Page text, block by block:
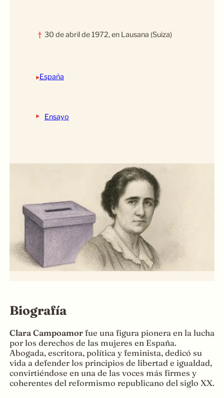
† 30 de abril de 1972, en Lausana (Suiza)
‣España
‣ Ensayo
Biografía
Clara Campoamorfue una figura pionera en la lucha
por los derechos de las mujeres en España.
Abogada, escritora, política y feminista, dedicó su
vida a defender los principios de libertad e igualdad,
convirtiéndose en una de las voces más firmes y
coherentes del reformismo republicano del siglo XX.